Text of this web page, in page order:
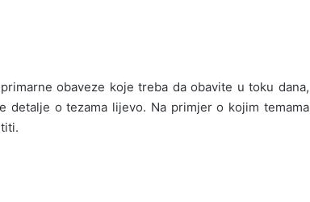
obaveze koje treba da obavite u toku dana,
detalje o tezama lijevo. Na primjer o kojim temama